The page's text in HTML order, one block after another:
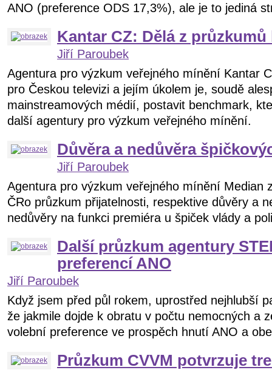
ANO (preference ODS 17,3%), ale je to jediná
Kantar CZ: Dělá z
Jiří Paroubek
Agentura pro výzkum veřejného mínění Kantar
pro Českou televizi a jejím úkolem je, soudě
mainstreamových médií, postavit benchmark,
další agentury pro výzkum veřejného mínění.
Důvěra a nedůvěra
Jiří Paroubek
Agentura pro výzkum veřejného mínění Median
ČRo průzkum přijatelnosti, respektive důvěry a
nedůvěry na funkci premiéra u špiček vlády a
Další průzkum agentury
preferencí ANO
Jiří Paroubek
Když jsem před půl rokem, uprostřed nejhlubší
že jakmile dojde k obratu v počtu nemocných a
volební preference ve prospěch hnutí ANO a
Průzkum CVVM potvrzuje